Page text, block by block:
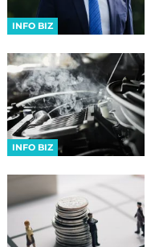
INFO BIZ
INFO BIZ